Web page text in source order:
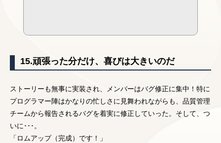
15.頑張った分だけ、喜びは大きいのだ
ストーリーも無事に実装され、メンバーはバグ修正に集中！特に
プログラマー陣はかなりの忙しさに見舞われながらも、品質管理
チームから報告されるバグを着実に修正していった。そして、つ
いに･･･。
「ロムアップ（完成）です！」